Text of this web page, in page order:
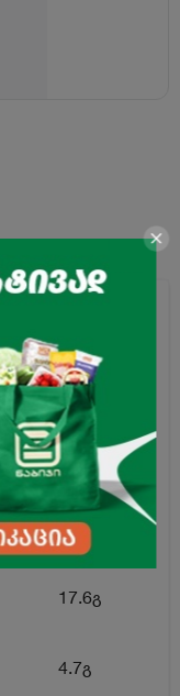
9.8გ
4.5გ
48.9გ
17.6გ
4.7გ